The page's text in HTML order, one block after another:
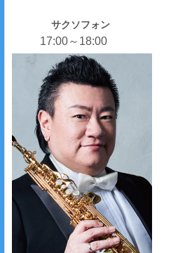
サクソフォン
17:00～18:00